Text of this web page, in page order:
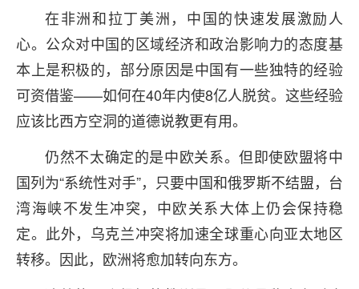
在非洲和拉丁美洲，中国的快速发展激励人
心。公众对中国的区域经济和政治影响力的态度基
本上是积极的，部分原因是中国有一些独特的经验
可资借鉴——如何在40年内使8亿人脱贫。这些经验
应该比西方空洞的道德说教更有用。
仍然不太确定的是中欧关系。但即使欧盟将中
国列为“系统性对手”，只要中国和俄罗斯不结盟，台
湾海峡不发生冲突，中欧关系大体上仍会保持稳
定。此外，乌克兰冲突将加速全球重心向亚太地区
转移。因此，欧洲将愈加转向东方。